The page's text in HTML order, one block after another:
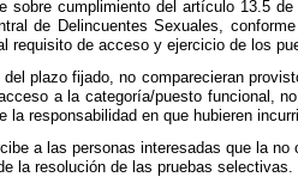
sobre cumplimiento del artículo 13.5
de Delincuentes Sexuales,
requisito de acceso y ejercicio de los
del plazo fijado, no comparecieran
a la categoría/puesto funcional,
la responsabilidad en que hubieren
a las personas interesadas que la
la resolución de las pruebas selectivas.